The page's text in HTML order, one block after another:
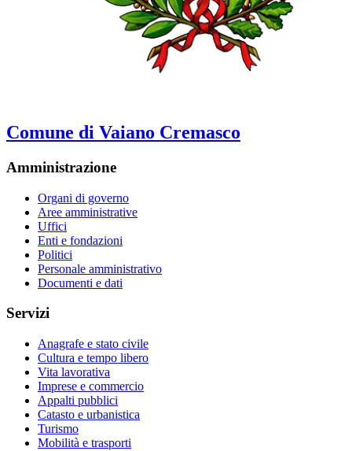
Comune di Vaiano Cremasco
Amministrazione
Organi di governo
Aree amministrative
Uffici
Enti e fondazioni
Politici
Personale amministrativo
Documenti e dati
Servizi
Anagrafe e stato civile
Cultura e tempo libero
Vita lavorativa
Imprese e commercio
Appalti pubblici
Catasto e urbanistica
Turismo
Mobilità e trasporti